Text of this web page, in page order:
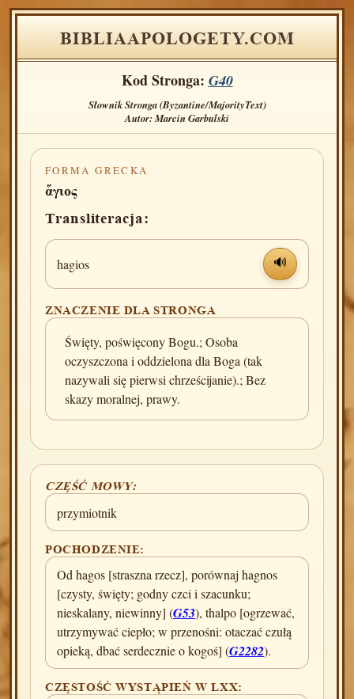
BIBLIAAPOLOGETY.COM
Kod Stronga: G40
Słownik Stronga (Byzantine/MajorityText)
Autor: Marcin Garbulski
FORMA GRECKA
ἅγιος
Transliteracja:
hagios 🔊
ZNACZENIE DLA STRONGA
Święty, poświęcony Bogu.; Osoba
oczyszczona i oddzielona dla Boga (tak
nazywali się pierwsi chrześcijanie).; Bez
skazy moralnej, prawy.
CZĘŚĆ MOWY:
przymiotnik
POCHODZENIE:
Od hagos [straszna rzecz], porównaj hagnos
[czysty, święty; godny czci i szacunku;
nieskalany, niewinny] (G53), thalpo [ogrzewać,
utrzymywać ciepło; w przenośni: otaczać czułą
opieką, dbać serdecznie o kogoś] (G2282).
CZĘSTOŚĆ WYSTĄPIEŃ W LXX: